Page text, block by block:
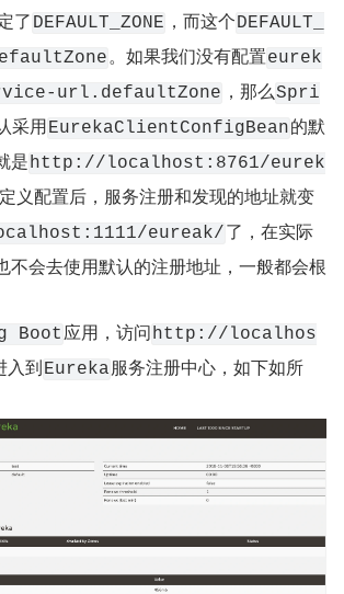
了 DEFAULT_ZONE ，而这个DEFAULT_
。如果我们没有配置eurek
url.defaultZone ，那么Spri
采用EurekaClientConfigBean的默
是http://localhost:8761/eurek
义配置后，服务注册和发现的地址就变
eureak/ 了，在实际
不会去使用默认的注册地址，一般都会根
Boot 应用，访问http://localhos
入到Eureka服务注册中心，如下如所